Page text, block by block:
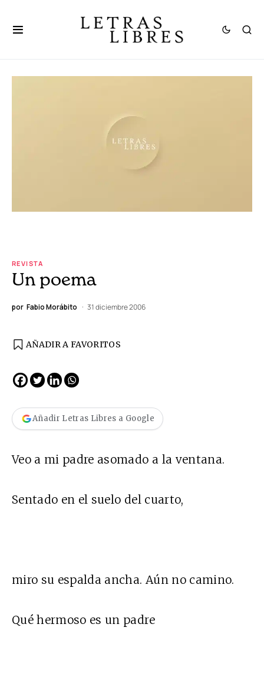
REVISTA
Un poema
por Fabio Morábito 31 diciembre 2006
AÑADIR A FAVORITOS
Añadir Letras Libres a Google
Veo a mi padre asomado a la ventana.
Sentado en el suelo del cuarto,
miro su espalda ancha. Aún no camino.
Qué hermoso es un padre